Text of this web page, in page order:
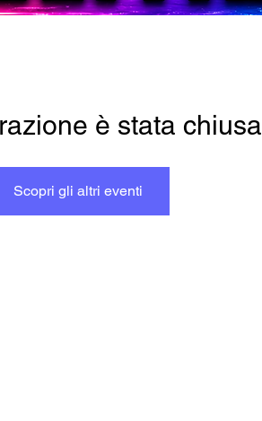
è stata chiusa
Scopri gli altri eventi